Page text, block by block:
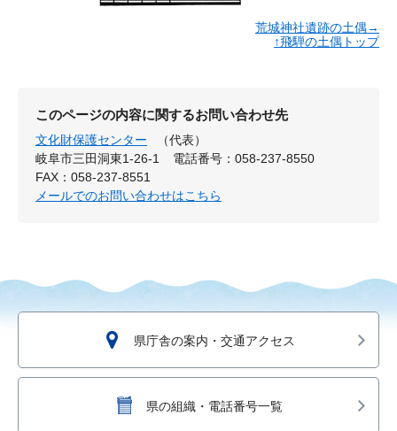
荒城神社遺跡の土偶→
↑飛騨の土偶トップ
このページの内容に関するお問い合わせ先
文化財保護センター
（代表）
岐阜市三田洞東1-26-1
電話番号：058-237-8550
FAX：058-237-8551
メールでのお問い合わせはこちら
県庁舎の案内・交通アクセス
県の組織・電話番号一覧